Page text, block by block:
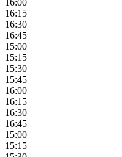
16:15
16:30
16:45
15:00
15:15
15:30
15:45
16:00
16:15
16:30
16:45
15:00
15:15